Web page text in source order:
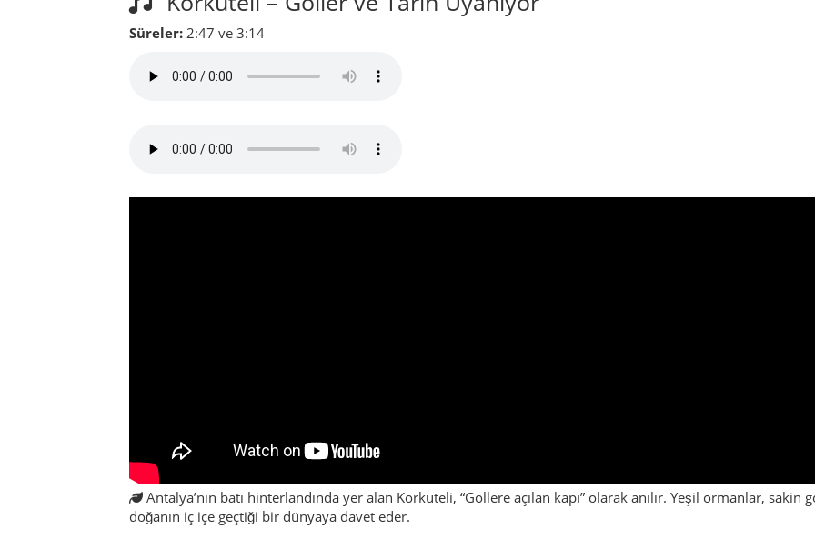
Süreler: 2:47 ve 3:14
Antalya’nın batı hinterlandında yer alan Korkuteli, “Göllere açılan kapı” olarak anılır. Yeşil ormanlar,
doğanın iç içe geçtiği bir dünyaya davet eder.